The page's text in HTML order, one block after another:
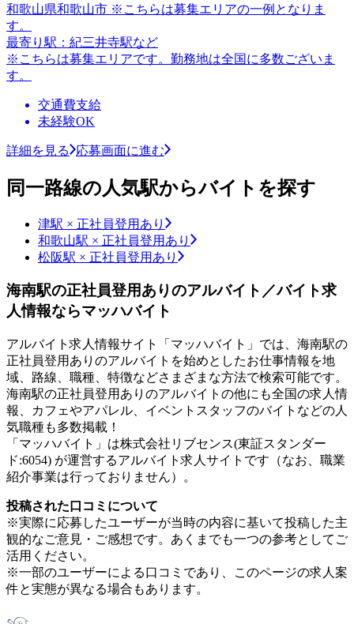
和歌山県和歌山市 ※こちらは募集エリアの一例となりま
す。
最寄り駅：紀三井寺駅など
※こちらは募集エリアです。勤務地は全国に多数ございま
す。
交通費支給
未経験OK
詳細を見る 応募画面に進む
同一路線の人気駅からバイトを探す
津駅 × 正社員登用あり
和歌山駅 × 正社員登用あり
松阪駅 × 正社員登用あり
海南駅の正社員登用ありのアルバイト／バイト求
人情報ならマッハバイト
アルバイト求人情報サイト「マッハバイト」では、海南駅の
正社員登用ありのアルバイトを始めとしたお仕事情報を地
域、路線、職種、特徴などさまざまな方法で検索可能です。
海南駅の正社員登用ありのアルバイトの他にも全国の求人情
報、カフェやアパレル、イベントスタッフのバイトなどの人
気職種も多数掲載！
「マッハバイト」は株式会社リブセンス(東証スタンダー
ド:6054) が運営するアルバイト求人サイトです（なお、職業
紹介事業は行っておりません）。
投稿された口コミについて
※実際に応募したユーザーが当時の内容に基いて投稿した主
観的なご意見・ご感想です。あくまでも一つの参考としてご
活用ください。
※一部のユーザーによる口コミであり、このページの求人案
件と実態が異なる場合もあります。